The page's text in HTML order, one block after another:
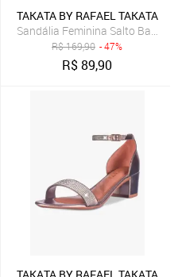
Baixo Sapato Laço Cristal
TAKATA BY RAFAEL TAKATA
Sandália Feminina Salto Baixo
R$169,90 - 47%
R$89,90